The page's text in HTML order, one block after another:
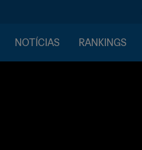
NOTÍCIAS RANKINGS